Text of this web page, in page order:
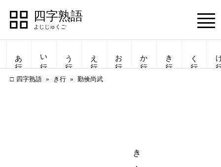
四字熟語 Menu
あ行 い行 う行 え行 お行 か行 き行 く行
四字熟語 き行 勤倹尚武